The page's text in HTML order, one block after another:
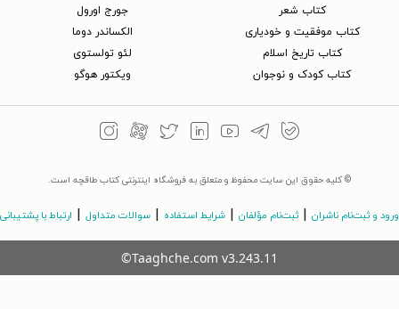
کتاب شعر
کتاب موفقیت و خودیاری
کتاب تاریخ اسلام
کتاب کودک و نوجوان
جورج اورول
الکساندر دوما
لئو تولستوی
ویکتور هوگو
© کلیه حقوق این سایت محفوظ و متعلق به فروشگاه اینترنتی کتاب طاقچه است.
ورود و ثبت‌نام ناشران ثبت‌نام مؤلفان شرایط استفاده سوالات متداول ارتباط با پشتیبانی
©Taaghche.com v3.243.11